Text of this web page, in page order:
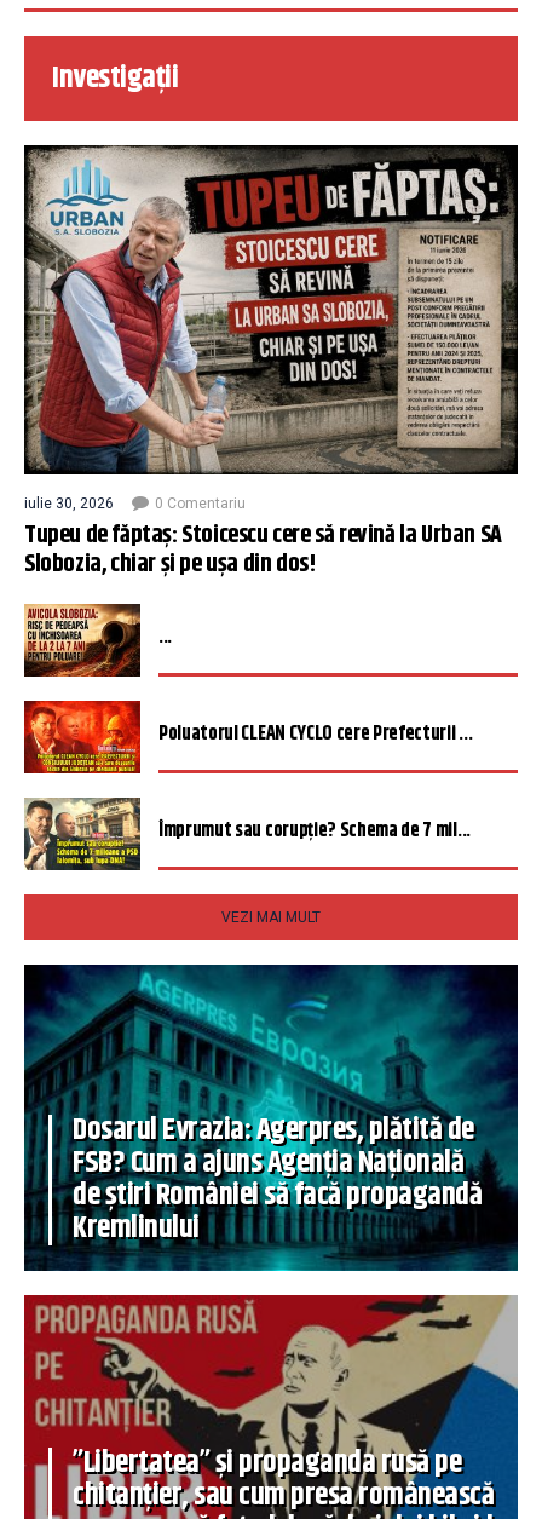
Investigații
iulie 30, 2026 0 Comentariu
Tupeu de făptaș: Stoicescu cere să revină la Urban SA
Slobozia, chiar și pe ușa din dos!
...
Poluatorul CLEAN CYCLO cere Prefecturii ...
Împrumut sau corupție? Schema de 7 mil...
VEZI MAI MULT
Dosarul Evrazia: Agerpres, plătită de
FSB? Cum a ajuns Agenția Națională
de știri României să facă propagandă
Kremlinului
”Libertatea” și propaganda rusă pe
chitanțier, sau cum presa românească